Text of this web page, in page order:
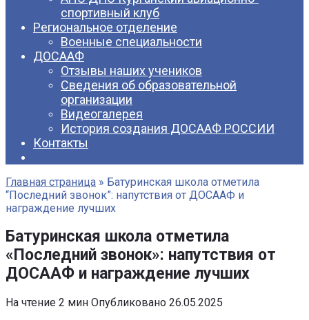
спортивный клуб
Региональное отделение
Военные специальности
ДОСААФ
Отзывы наших учеников
Сведения об образовательной
организации
Видеогалерея
История создания ДОСААФ РОССИИ
Контакты
Главная страница » Батуринская школа отметила
“Последний звонок”: напутствия от ДОСААФ и
награждение лучших
Батуринская школа отметила
«Последний звонок»: напутствия от
ДОСААФ и награждение лучших
На чтение 2 мин Опубликовано 26.05.2025